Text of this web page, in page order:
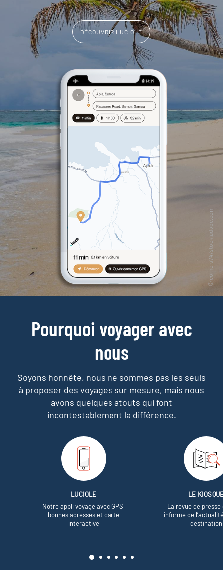
DÉCOUVRIR LUCIOLE
Pourquoi voyager avec
nous
Soyons honnête, nous ne sommes pas les seuls
à proposer des voyages sur mesure, mais nous
avons quelques atouts qui font
incontestablement la différence.
LUCIOLE
Notre appli voyage avec GPS,
bonnes adresses et carte
interactive
LE
La revue de presse
informe de
destination